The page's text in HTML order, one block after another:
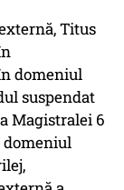
Titus
domeniul
suspendat
Magistralei 6
domeniul